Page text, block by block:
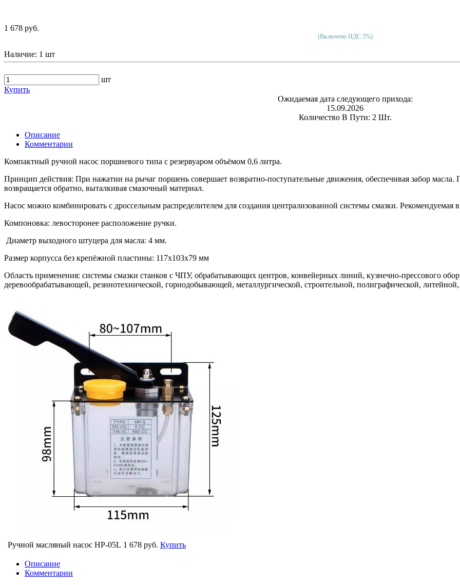
1 678 руб.
(Включено НДС 5%)
Наличие: 1 шт
шт
Купить
Ожидаемая дата следующего прихода:
15.09.2026
Количество В Пути: 2 Шт.
Описание
Комментарии
Компактный ручной насос поршневого типа с резервуаром объёмом 0,6 литра.
Принцип действия: При нажатии на рычаг поршень совершает возвратно-поступательные движения, обеспечивая забор
возвращается обратно, выталкивая смазочный материал.
Насос можно комбинировать с дроссельным распределителем для создания централизованной системы смазки. Рекомендуемая
Компоновка: левосторонее расположение ручки.
Диаметр выходного штуцера для масла: 4 мм.
Размер корпусса без крепёжной пластины: 117х103х79 мм
Область применения: системы смазки станков с ЧПУ, обрабатывающих центров, конвейерных линий, кузнечно-прессового
деревообрабатывающей, резинотехнической, горнодобывающей, металлургической, строительной, полиграфической,
Ручной масляный насос HP-05L 1 678 руб. Купить
Описание
Комментарии